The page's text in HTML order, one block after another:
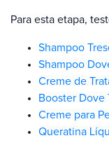
Para esta etapa,
Shampoo
Shampoo
Creme de
Booster Dove
Creme para
Queratina